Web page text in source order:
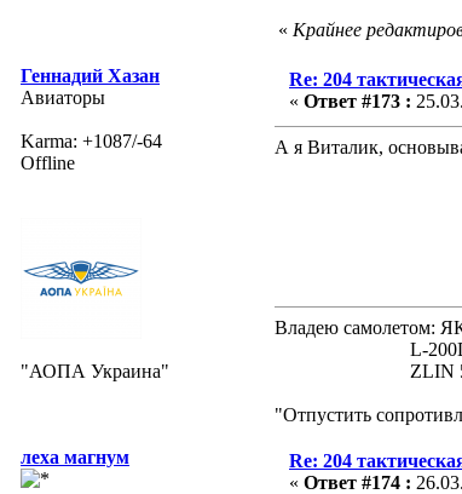
« Крайнее
Геннадий Хазан
Авиаторы
Karma: +1087/-64
Offline
"АОПА Украина"
Re: 204
« Ответ #173 :
А я Виталик,
Владею
L-200D
ZLIN 526
"Отпустить
леха магнум
Re: 204
« Ответ #174 :